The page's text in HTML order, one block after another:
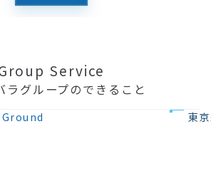
Service
ラグループのできること
Ground 東